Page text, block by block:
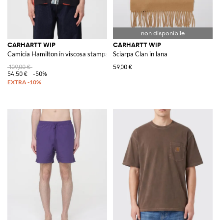
CARHARTT WIP
Camicia Hamilton in viscosa stampata
109,00 €
54,50 €
-50%
CARHARTT WIP
Sciarpa Clan in lana
59,00 €